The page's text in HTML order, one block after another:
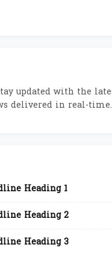
updated with the
delivered in real-time.
Heading 1
Heading 2
Heading 3